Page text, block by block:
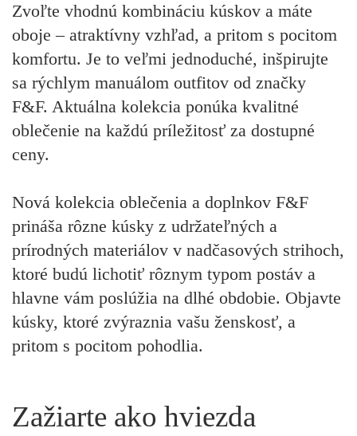
Zvoľte vhodnú kombináciu kúskov a máte
oboje – atraktívny vzhľad, a pritom s pocitom
komfortu. Je to veľmi jednoduché, inšpirujte
sa rýchlym manuálom outfitov od značky
F&F. Aktuálna kolekcia ponúka kvalitné
oblečenie na každú príležitosť za dostupné
ceny.
Nová kolekcia oblečenia a doplnkov F&F
prináša rôzne kúsky z udržateľných a
prírodných materiálov v nadčasových strihoch,
ktoré budú lichotiť rôznym typom postáv a
hlavne vám poslúžia na dlhé obdobie. Objavte
kúsky, ktoré zvýraznia vašu ženskosť, a
pritom s pocitom pohodlia.
Zažiarte ako hviezda